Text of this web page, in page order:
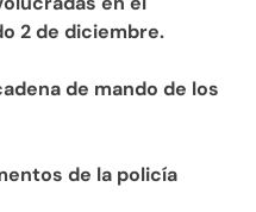
2 de diciembre.
de mando de los
de la policía